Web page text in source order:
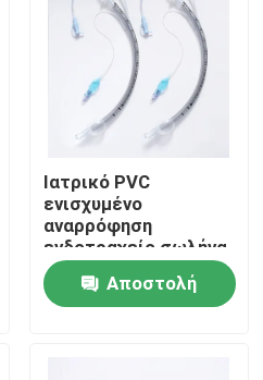
Ιατρικό PVC
ενισχυμένο
αναρρόφηση
ενδοτραχείο σωλήνα
με υψηλού όγκου
μανσέτα ETT PU με
μέτρηση πίεσης
Αποστολή